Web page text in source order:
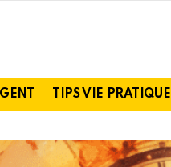
TIPS VIE PRATIQUE